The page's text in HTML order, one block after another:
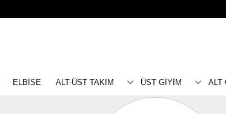
ELBİSE ALT-ÜST TAKIM ÜST GİYİM ALT